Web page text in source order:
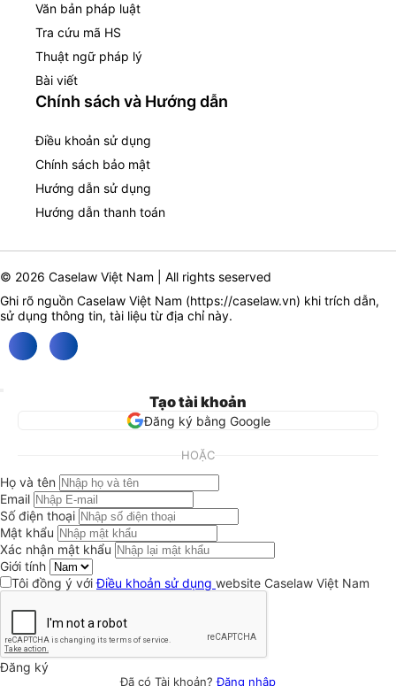
Văn bản pháp luật
Tra cứu mã HS
Thuật ngữ pháp lý
Bài viết
Chính sách và Hướng dẫn
Điều khoản sử dụng
Chính sách bảo mật
Hướng dẫn sử dụng
Hướng dẫn thanh toán
© 2026 Caselaw Việt Nam | All rights seserved
Ghi rõ nguồn Caselaw Việt Nam (https://caselaw.vn) khi trích dẫn,
sử dụng thông tin, tài liệu từ địa chỉ này.
Tạo tài khoản
Đăng ký bằng Google
HOẶC
Họ và tên
Email
Số điện thoại
Mật khẩu
Xác nhận mật khẩu
Giới tính
Tôi đồng ý vớiĐiều khoản sử dụng website Caselaw Việt Nam
Đăng ký
Đã có Tài khoản?Đăng nhập